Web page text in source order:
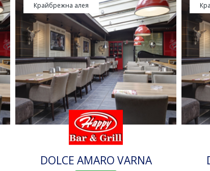
Крайбрежна алея
DOLCE AMARO VARNA